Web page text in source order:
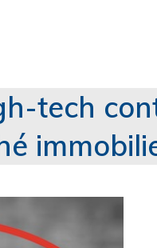
tech